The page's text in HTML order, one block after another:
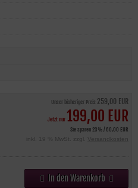
Unser bisheriger Preis 259,00 EUR
Jetzt nur199,00 EUR
Sie sparen 23% / 60,00 EUR
inkl. 19 % MwSt. zzgl.
Versandkosten
In den Warenkorb